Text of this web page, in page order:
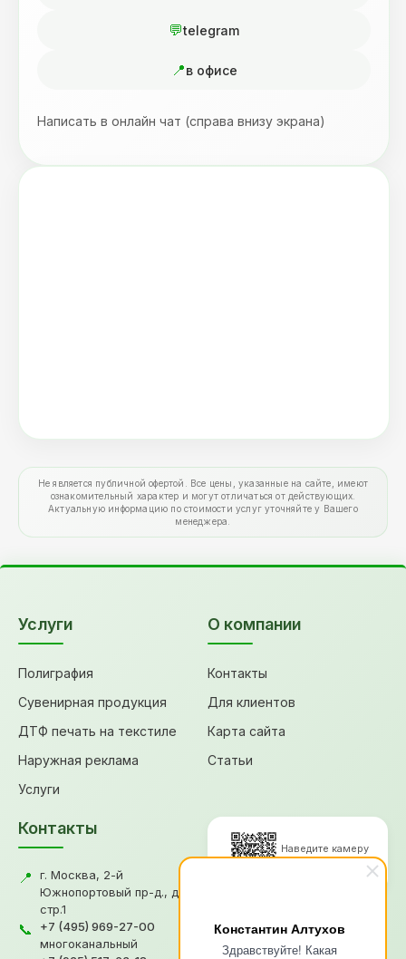
Константин Алтухов
Здравствуйте! Какая
telegram
в офисе
Написать в онлайн чат (справа внизу экрана)
Не является публичной офертой. Все цены, указанные на сайте, имеют
ознакомительный характер и могут отличаться от действующих.
Актуальную информацию по стоимости услуг уточняйте у Вашего
менеджера.
Услуги
Полиграфия
Сувенирная продукция
ДТФ печать на текстиле
Наружная реклама
Услуги
О компании
Контакты
Для клиентов
Карта сайта
Статьи
Контакты
📍
г. Москва, 2-й
Южнопортовый пр-д., д.18,
стр.1
📞
+7 (495) 969-27-00
многоканальный
Наведите камеру
для перехода
© 2026, Типография "Графикс